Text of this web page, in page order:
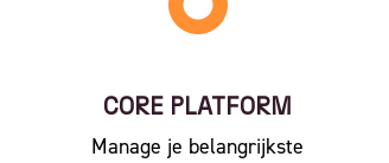
CORE PLATFORM
Manage je belangrijkste